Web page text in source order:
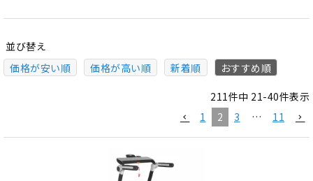
並び替え
価格が安い順
価格が高い順 新着順 おすすめ順
211件中 21-40件表示
1
2 3 … 11